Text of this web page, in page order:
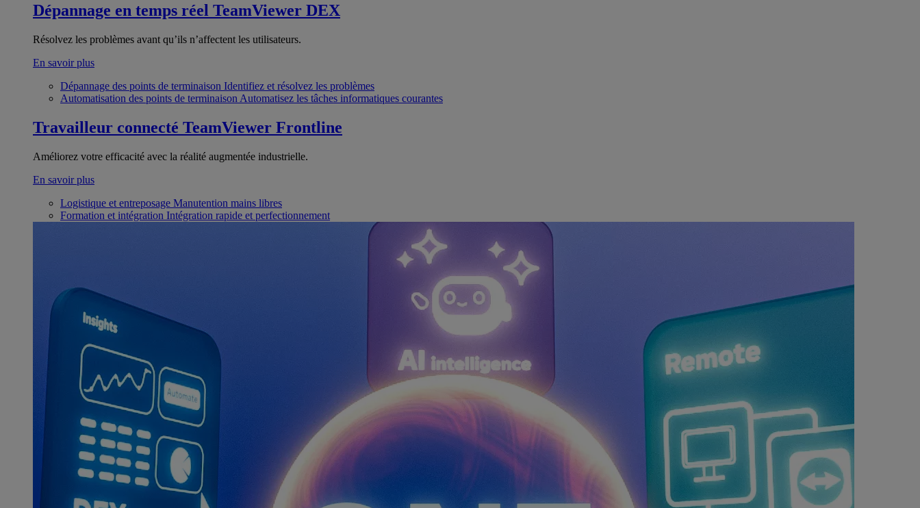
Dépannage en temps réel TeamViewer DEX
Résolvez les problèmes avant qu’ils n’affectent les utilisateurs.
En savoir plus
Dépannage des points de terminaison Identifiez et résolvez les problèmes
Automatisation des points de terminaison Automatisez les tâches informatiques courantes
Travailleur connecté TeamViewer Frontline
Améliorez votre efficacité avec la réalité augmentée industrielle.
En savoir plus
Logistique et entreposage Manutention mains libres
Formation et intégration Intégration rapide et perfectionnement